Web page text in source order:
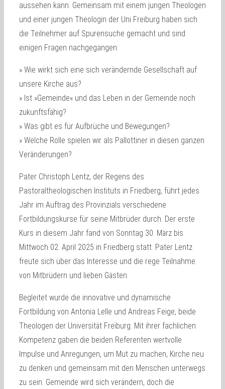
aussehen kann. Gemeinsam mit einem jungen Theologen
und einer jungen Theologin der Uni Freiburg haben sich
die Teilnehmer auf Spurensuche gemacht und sind
einigen Fragen nachgegangen:
» Wie wirkt sich eine sich verändernde Gesellschaft auf
unsere Kirche aus?
» Ist »Gemeinde« und das Leben in der Gemeinde noch
zukunftsfähig?
» Was gibt es für Aufbrüche und Bewegungen?
» Welche Rolle spielen wir als Pallottiner in diesen ganzen
Veränderungen?
Pater Christoph Lentz, der Regens des
Pastoraltheologischen Instituts in Friedberg, führt jedes
Jahr im Auftrag des Provinzials verschiedene
Fortbildungskurse für seine Mitbrüder durch. Der erste
Kurs in diesem Jahr fand von Sonntag 30. März bis
Mittwoch 02. April 2025 in Friedberg statt. Pater Lentz
freute sich über das Interesse und die rege Teilnahme
von Mitbrüdern und lieben Gästen.
Begleitet wurde die innovative und dynamische
Fortbildung von Antonia Lelle und Andreas Feige, beide
Theologen der Universität Freiburg. Mit ihrer fachlichen
Kompetenz gaben die beiden Referenten wertvolle
Impulse und Anregungen, um Mut zu machen, Kirche neu
zu denken und gemeinsam mit den Menschen unterwegs
zu sein. Gemeinde wird sich verändern, doch die